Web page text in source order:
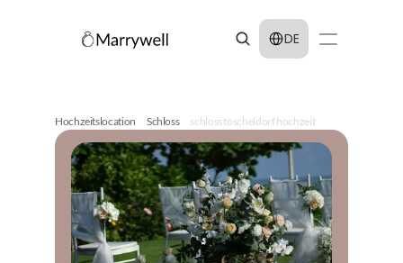
Select Language
DE
Hochzeitslocation Schloss schloss töscheldorf hochzeit